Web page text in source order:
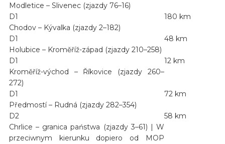
Modletice – Slivenec (zjazdy 76–16)
D1
Chodov – Kývalka (zjazdy 2–182)
180 km
D1
Holubice – Kroměříž-západ (zjazdy 210–258)
48 km
D1
Kroměříž-východ – Říkovice (zjazdy 260–
272)
12 km
D1
Předmostí – Rudná (zjazdy 282–354)
72 km
D2
Chrlice – granica państwa (zjazdy 3–61) | W
przeciwnym kierunku dopiero od MOP
58 km